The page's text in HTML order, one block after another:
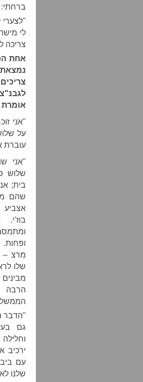
ברחתי:
לי
צריכה
אחת
אומרת
"אני
על
עוברת
"אני
שלוש
בית;
שהם
מרצ –
שלו
הרבה
"הדבר
גם
ירכיב
עם
שלנו